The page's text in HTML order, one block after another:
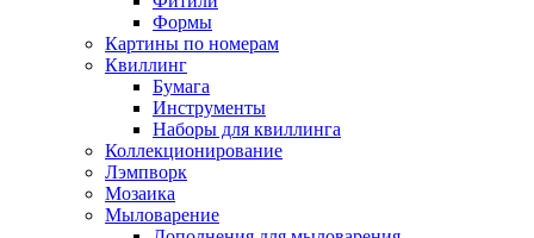
Формы
Картины по номерам
Квиллинг
Бумага
Инструменты
Наборы для квиллинга
Коллекционирование
Лэмпворк
Мозаика
Мыловарение